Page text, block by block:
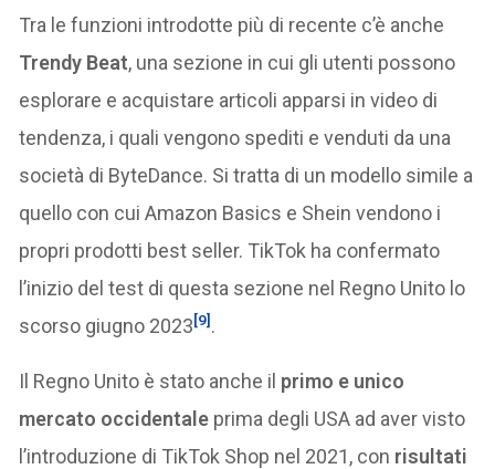
Tra le funzioni introdotte più di recente c’è anche
Trendy Beat, una sezione in cui gli utenti possono
esplorare e acquistare articoli apparsi in video di
tendenza, i quali vengono spediti e venduti da una
società di ByteDance. Si tratta di un modello simile a
quello con cui Amazon Basics e Shein vendono i
propri prodotti best seller. TikTok ha confermato
l’inizio del test di questa sezione nel Regno Unito lo
scorso giugno 2023[9] .
Il Regno Unito è stato anche il primo e unico
mercato occidentale prima degli USA ad aver visto
l’introduzione di TikTok Shop nel 2021, con risultati